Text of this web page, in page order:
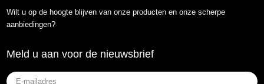
Wilt u op de hoogte blijven van onze producten en onze scherpe
aanbiedingen?
Meld u aan voor de nieuwsbrief
E-